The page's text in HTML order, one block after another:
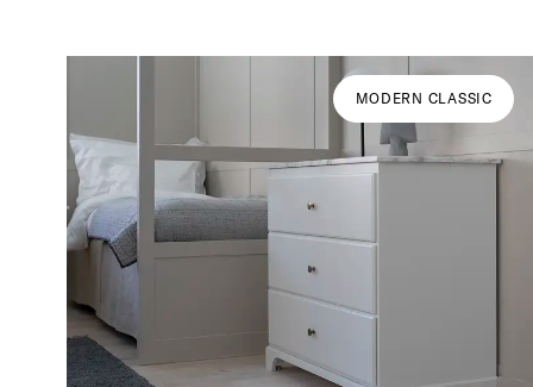
MODERN CLASSIC